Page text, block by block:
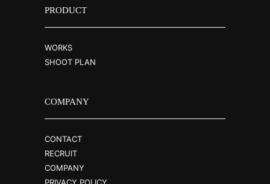
PRODUCT
WORKS
SHOOT PLAN
COMPANY
CONTACT
RECRUIT
COMPANY